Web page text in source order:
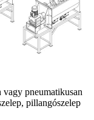
vagy pneumatikusan
pillangószelep